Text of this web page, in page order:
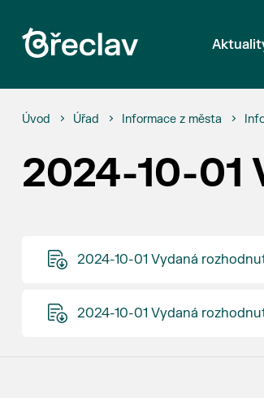
Úvod Úřad Informace z města
2024-10-01
2024-10-01 Vydaná
2024-10-01 Vydaná